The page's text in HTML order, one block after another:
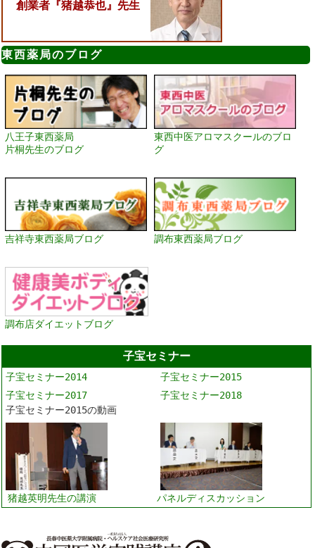
創業者『猪越恭也』先生
東西薬局のブログ
八王子東西薬局
片桐先生のブログ
東西中医アロマスクールのブロ
グ
吉祥寺東西薬局ブログ 調布東西薬局ブログ
調布店ダイエットブログ
子宝セミナー
子宝セミナー2014
子宝セミナー2015
子宝セミナー2017
子宝セミナー2018
子宝セミナー2015の動画
猪越英明先生の講演 パネルディスカッション